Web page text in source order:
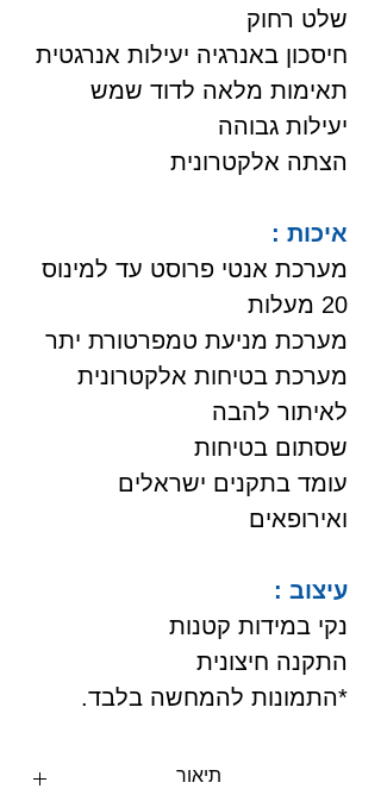
שלט רחוק
חיסכון באנרגיה יעילות אנרגטית
תאימות מלאה לדוד שמש
יעילות גבוהה
הצתה אלקטרונית
איכות :
מערכת אנטי פרוסט עד למינוס
20 מעלות
מערכת מניעת טמפרטורת יתר
מערכת בטיחות אלקטרונית
לאיתור להבה
שסתום בטיחות
עומד בתקנים ישראלים
ואירופאים
עיצוב :
נקי במידות קטנות
התקנה חיצונית
*התמונות להמחשה בלבד.
תיאור